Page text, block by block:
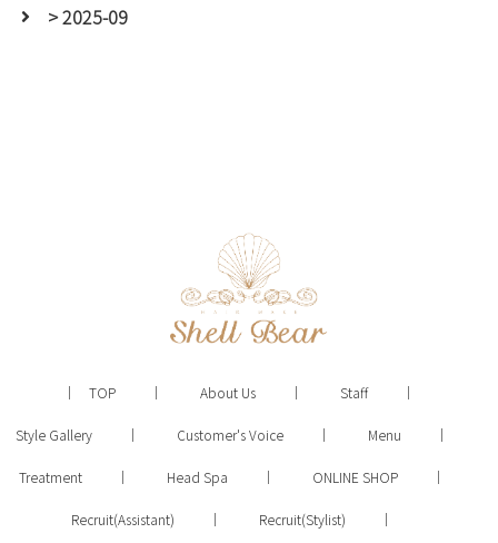
> 2025-09
TOP About Us Staff
Style Gallery Customer's Voice Menu
Treatment Head Spa ONLINE SHOP
Recruit(Assistant) Recruit(Stylist)